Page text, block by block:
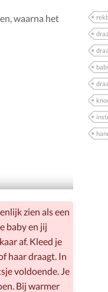
waarna het
zien als een
baby en jij
af. Kleed je
haar draagt. In
voldoende. Je
Bij warmer